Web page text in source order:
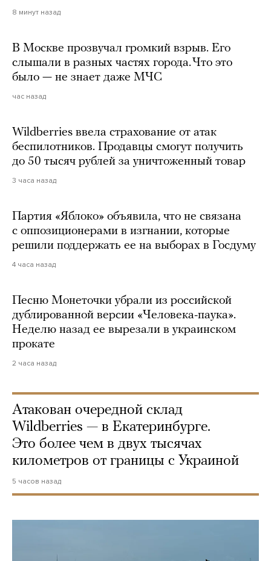
8 минут назад
В Москве прозвучал громкий взрыв. Его
слышали в разных частях города. Что это
было — не знает даже МЧС
час назад
Wildberries ввела страхование от атак
беспилотников. Продавцы смогут получить
до 50 тысяч рублей за уничтоженный товар
3 часа назад
Партия «Яблоко» объявила, что не связана
с оппозиционерами в изгнании, которые
решили поддержать ее на выборах в Госдуму
4 часа назад
Песню Монеточки убрали из российской
дублированной версии «Человека-паука».
Неделю назад ее вырезали в украинском
прокате
2 часа назад
Атакован очередной склад
Wildberries — в Екатеринбурге.
Это более чем в двух тысячах
километров от границы с Украиной
5 часов назад